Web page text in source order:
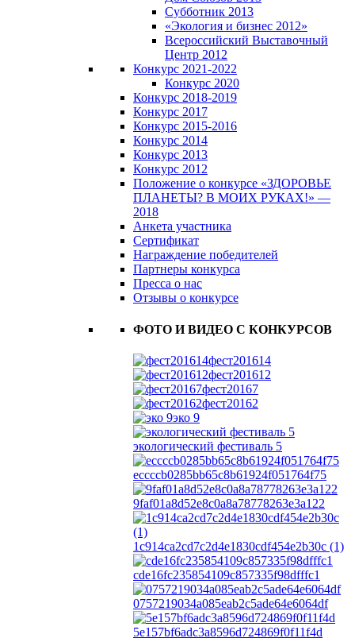
Субботник 2013
«Экология и бизнес 2012»
Всероссийский Выставочный
Центр 2012
Конкурс 2021-2022
Конкурс 2020
Конкурс 2018-2019
Конкурс 2017
Конкурс 2015-2016
Конкурс 2014
Конкурс 2013
Конкурс 2012
Положение о конкурсе «ЗДОРОВЬЕ
ПЛАНЕТЫ? В МОИХ РУКАХ!» —
2018
Анкета участника
Сертификат
Награждение победителей
Партнеры конкурса
Пресса о нас
Отзывы о конкурсе
ФОТО И ВИДЕО С КОНКУРСОВ
фест201614
фест201612
фест20167
фест20162
эко 9
экологический фестиваль 5
eccccb0285bb65c8b61924f051764f75
9faf01a8d52e8c0a8a78778263e3a122
1c914ca2cd7c2d4e1830cdf454e2b30c (1)
cde16fc235854109c857335f98dfffc1
0757219034a085eab2c5ade64e6064df
5e157bf6adc3a8596d724869f0f11f4d